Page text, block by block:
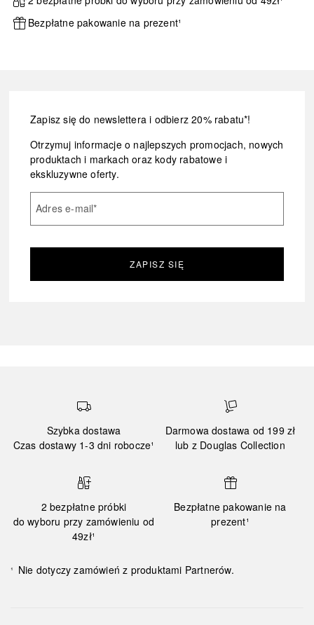
Bezpłatne pakowanie na prezent¹
Zapisz się do newslettera i odbierz 20% rabatu*!
Otrzymuj informacje o najlepszych promocjach, nowych
produktach i markach oraz kody rabatowe i
ekskluzywne oferty.
Adres e-mail*
ZAPISZ SIĘ
Szybka dostawa
Czas dostawy 1-3 dni robocze¹
Darmowa dostawa od 199 zł
lub z Douglas Collection
2 bezpłatne próbki
do wyboru przy zamówieniu od
49zł¹
Bezpłatne pakowanie na
prezent¹
¹ Nie dotyczy zamówień z produktami Partnerów.